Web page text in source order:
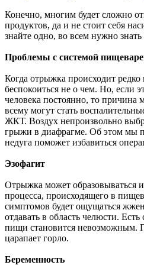
Конечно, многим будет сложно
продуктов, да и не стоит себя
знайте одно, во всем нужно
Проблемы с системой
Когда отрыжка происходит редко
беспокоиться не о чем. Но, если
человека постоянно, то причина
всему могут стать
ЖКТ. Воздух непроизвольно
грыжи в диафрагме. Об этом мы
недуга поможет избавиться
Эзофагит
Отрыжка может образовываться
процесса, происходящего в
симптомов будет ощущаться
отдавать в область челюсти.
пищи становится невозможным.
царапает горло.
Беременность